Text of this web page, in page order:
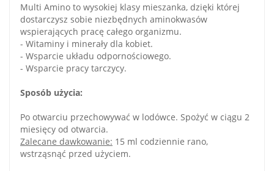
Multi Amino to wysokiej klasy mieszanka, dzięki której
dostarczysz sobie niezbędnych aminokwasów
wspierających pracę całego organizmu.
- Witaminy i minerały dla kobiet.
- Wsparcie układu odpornościowego.
- Wsparcie pracy tarczycy.
Sposób użycia:
Po otwarciu przechowywać w lodówce. Spożyć w ciągu 2
miesięcy od otwarcia.
Zalecane dawkowanie: 15 ml codziennie rano,
wstrząsnąć przed użyciem.